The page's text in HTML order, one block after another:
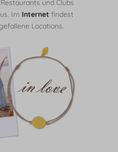
und Clubs
Im Internet findest
Locations.